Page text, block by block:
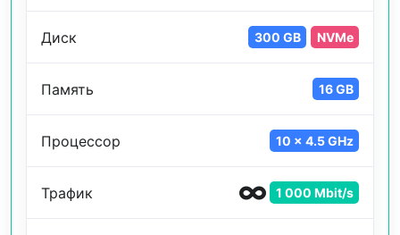
Диск 300 GB NVMe
Память 16 GB
Процессор 10 x 4.5 GHz
Трафик 1 000 Mbit/s